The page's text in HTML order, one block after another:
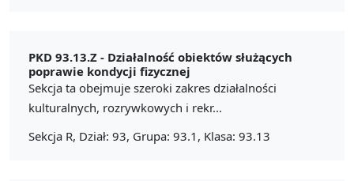
PKD 93.13.Z - Działalność obiektów służących
poprawie kondycji fizycznej
Sekcja ta obejmuje szeroki zakres działalności
kulturalnych, rozrywkowych i rekr...
Sekcja R, Dział: 93, Grupa: 93.1, Klasa: 93.13